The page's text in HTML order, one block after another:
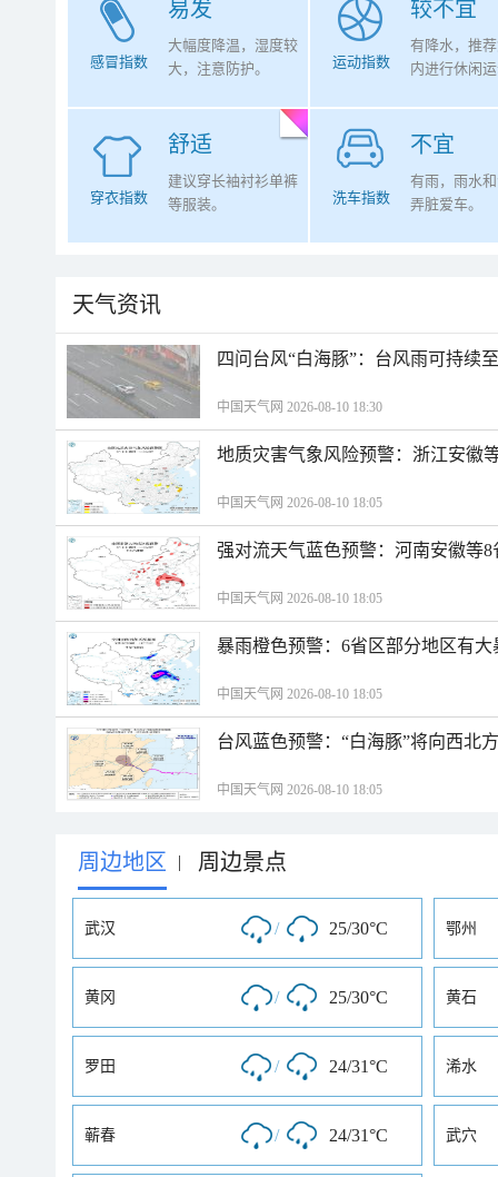
易发
感冒指数
大幅度降温，湿度较
大，注意防护。
较不宜
运动指数
有降水，推
内进行休闲
舒适
穿衣指数
建议穿长袖衬衫单裤
等服装。
不宜
洗车指数
有雨，雨水
弄脏爱车。
天气资讯
四问台风“白海豚”：台风雨可持续
中国天气网 2026-08-10 18:30
地质灾害气象风险预警：浙江安徽
中国天气网 2026-08-10 18:05
强对流天气蓝色预警：河南安徽等
中国天气网 2026-08-10 18:05
暴雨橙色预警：6省区部分地区有
中国天气网 2026-08-10 18:05
台风蓝色预警：“白海豚”将向西北
中国天气网 2026-08-10 18:05
周边地区 | 周边景点
武汉 / 25/30°C 鄂州
黄冈 / 25/30°C 黄石
罗田 / 24/31°C 浠水
蕲春 / 24/31°C 武穴